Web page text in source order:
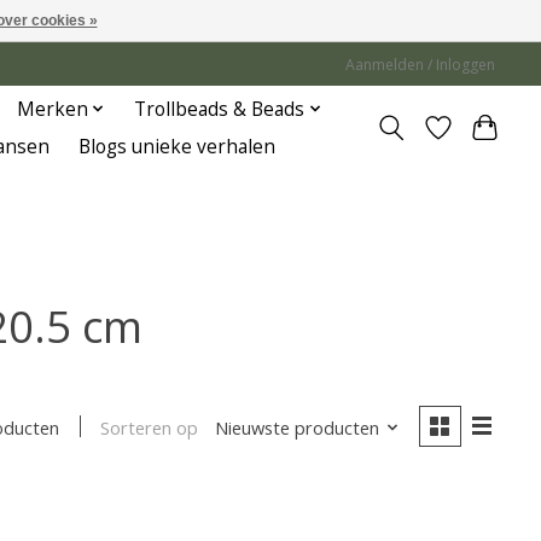
Aanmelden / Inloggen
Merken
Trollbeads & Beads
Blogs unieke verhalen
cm
Sorteren op Nieuwste producten
cookies »